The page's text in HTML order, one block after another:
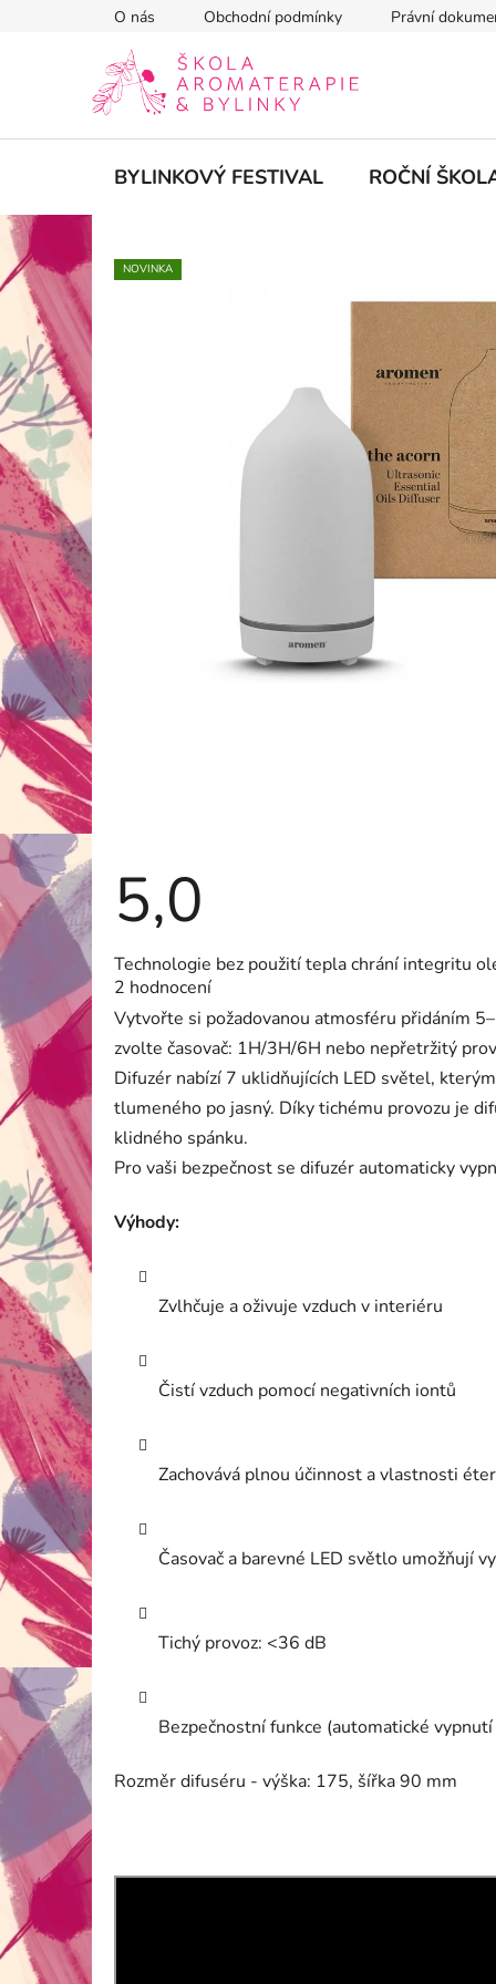
O nás Obchodní podmínky Právní
BYLINKOVÝ FESTIVAL ROČNÍ
NOVINKA
5,0
Průměrné
hodnocení
produktu
je
5,0
z
5
hvězdiček.
2 hodnocení
Technologie bez použití tepla chrání integritu
Vytvořte si požadovanou atmosféru přidáním
zvolte časovač: 1H/3H/6H nebo nepřetržitý
Difuzér nabízí 7 uklidňujících LED světel,
tlumeného po jasný. Díky tichému provozu je
klidného spánku.
Pro vaši bezpečnost se difuzér automaticky
Výhody:
Zvlhčuje a oživuje vzduch v interiéru
Čistí vzduch pomocí negativních iontů
Zachovává plnou účinnost a vlastnosti
Časovač a barevné LED světlo umožňují
Tichý provoz: <36 dB
Bezpečnostní funkce (automatické
Rozměr difuséru - výška: 175, šířka 90 mm